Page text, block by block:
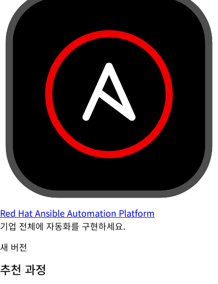
Red Hat Ansible Automation Platform
기업 전체에 자동화를 구현하세요.
새 버전
추천 과정